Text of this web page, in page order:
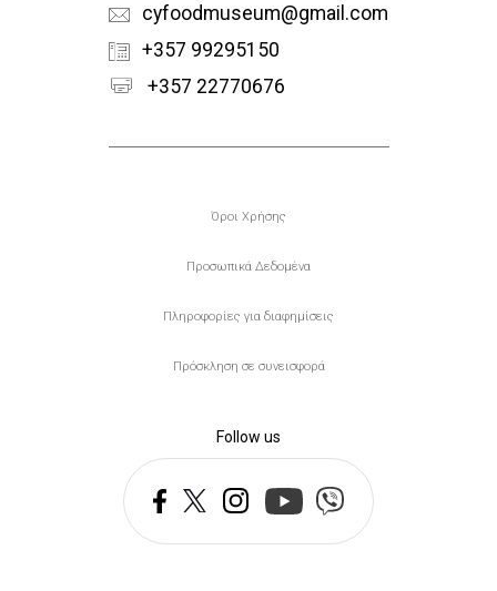
cyfoodmuseum@gmail.com
+357 99295150
+357 22770676
Υποσέλιδο
Όροι Χρήσης
Προσωπικά Δεδομένα
Πληροφορίες για διαφημίσεις
Πρόσκληση σε συνεισφορά
Follow us